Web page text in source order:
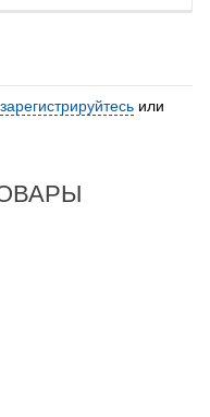
зарегистрируйтесь или